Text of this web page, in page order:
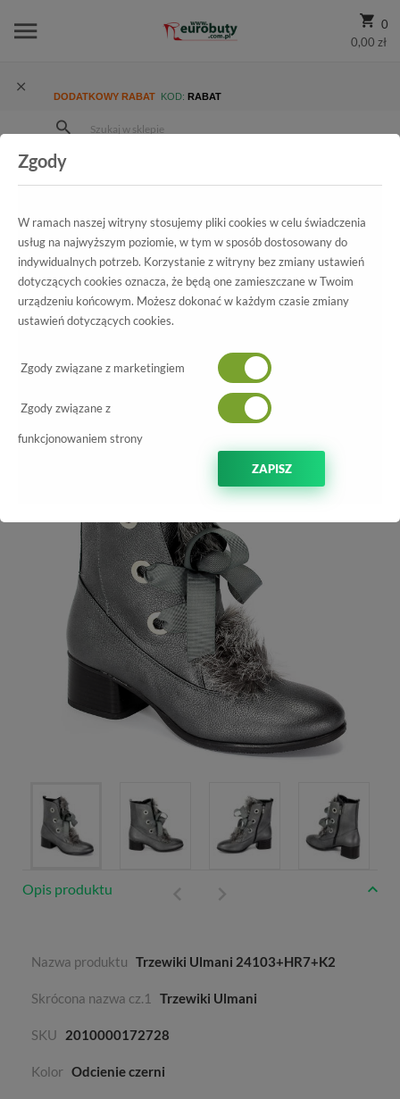
0
0,00 zł
DODATKOWY RABAT KOD: RABAT
Damskie
Trzewiki I Botki
Wszystkie produkty
24103+HR7+K2
Opis produktu
Nazwa produktu Trzewiki Ulmani 24103+HR7+K2
Skrócona nazwa cz.1 Trzewiki Ulmani
SKU 2010000172728
Kolor Odcienie czerni
Zgody
W ramach naszej witryny stosujemy pliki cookies w celu świadczenia
usług na najwyższym poziomie, w tym w sposób dostosowany do
indywidualnych potrzeb. Korzystanie z witryny bez zmiany ustawień
dotyczących cookies oznacza, że będą one zamieszczane w Twoim
urządzeniu końcowym. Możesz dokonać w każdym czasie zmiany
ustawień dotyczących cookies.
Zgody związane z marketingiem
Zgody związane z
funkcjonowaniem strony
ZAPISZ